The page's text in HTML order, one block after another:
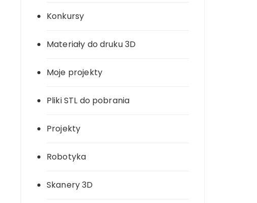
Konkursy
Materiały do druku 3D
Moje projekty
Pliki STL do pobrania
Projekty
Robotyka
Skanery 3D